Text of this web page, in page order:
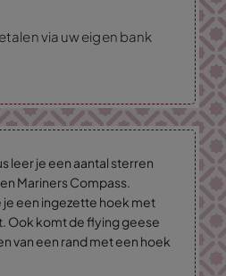
via uw eigen bank
leer je een aantal sterren
Mariners Compass.
je een ingezette hoek met
Ook komt de flying geese
van een rand met een hoek